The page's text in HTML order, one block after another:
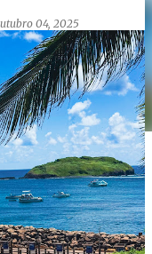
04, 2025